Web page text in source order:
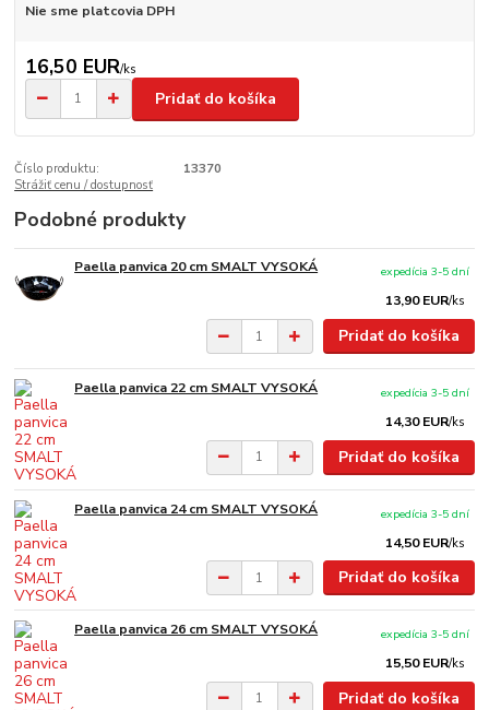
Nie sme platcovia DPH
16,50 EUR/ks
Pridať do košíka
Číslo produktu:
13370
Strážiť cenu / dostupnosť
Podobné produkty
Paella panvica 20 cm SMALT VYSOKÁ
13,90 EUR/ks
expedícia 3-5 dní
Pridať do košíka
Paella panvica 22 cm SMALT VYSOKÁ
14,30 EUR/ks
expedícia 3-5 dní
Pridať do košíka
Paella panvica 24 cm SMALT VYSOKÁ
14,50 EUR/ks
expedícia 3-5 dní
Pridať do košíka
Paella panvica 26 cm SMALT VYSOKÁ
15,50 EUR/ks
expedícia 3-5 dní
Pridať do košíka